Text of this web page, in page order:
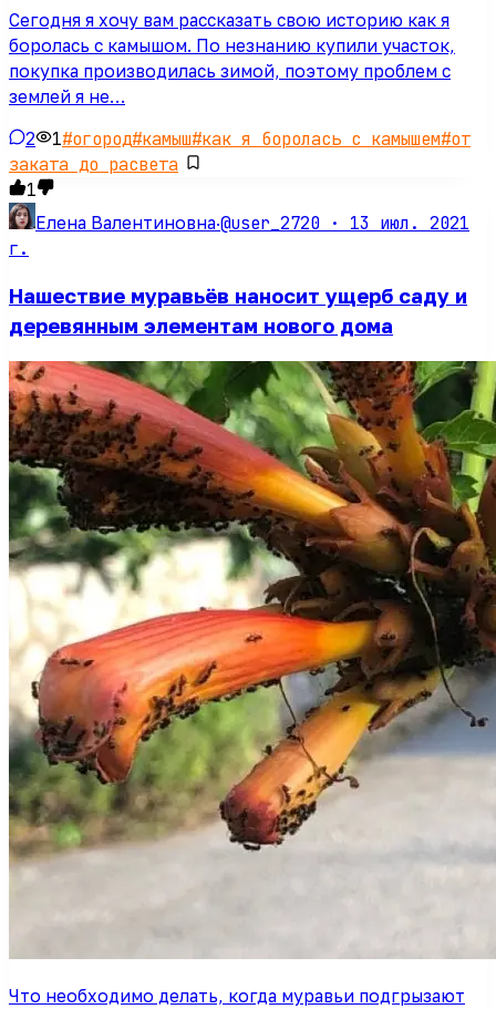
Сегодня я хочу вам рассказать свою историю как я
боролась с камышом. По незнанию купили участок,
покупка производилась зимой, поэтому проблем с
землей я не…
2 1#огород#камыш#как я боролась с камышем#от
заката до расвета
1
Елена Валентиновна·@user_2720 · 13 июл. 2021
г.
Нашествие муравьёв наносит ущерб саду и
деревянным элементам нового дома
Что необходимо делать, когда муравьи подгрызают